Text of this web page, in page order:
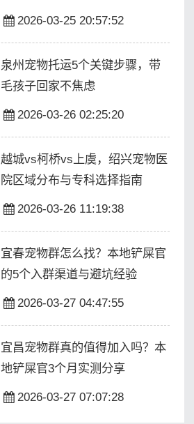
2026-03-25 20:57:52
泉州宠物托运5个关键步骤，带
毛孩子回家不焦虑
2026-03-26 02:25:20
越城vs柯桥vs上虞，绍兴宠物医
院区域分布与专科选择指南
2026-03-26 11:19:38
宜春宠物群怎么找？本地铲屎官
的5个入群渠道与避坑经验
2026-03-27 04:47:55
宜昌宠物群真的值得加入吗？本
地铲屎官3个月实测分享
2026-03-27 07:07:28